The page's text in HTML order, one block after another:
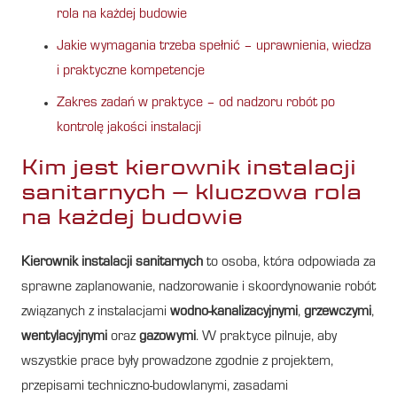
rola na każdej budowie
Jakie wymagania trzeba spełnić – uprawnienia, wiedza
i praktyczne kompetencje
Zakres zadań w praktyce – od nadzoru robót po
kontrolę jakości instalacji
Kim jest kierownik instalacji
sanitarnych – kluczowa rola
na każdej budowie
Kierownik instalacji sanitarnych to osoba, która odpowiada za
sprawne zaplanowanie, nadzorowanie i skoordynowanie robót
związanych z instalacjami wodno-kanalizacyjnymi, grzewczymi,
wentylacyjnymi oraz gazowymi. W praktyce pilnuje, aby
wszystkie prace były prowadzone zgodnie z projektem,
przepisami techniczno-budowlanymi, zasadami